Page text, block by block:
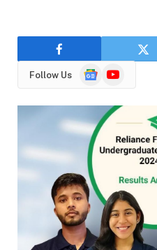
Follow Us
GoogleYouTube